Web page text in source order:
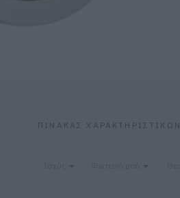
ΠΙΝΑΚΑΣ ΧΑΡΑΚΤΗΡΙΣΤΙΚΩΝ